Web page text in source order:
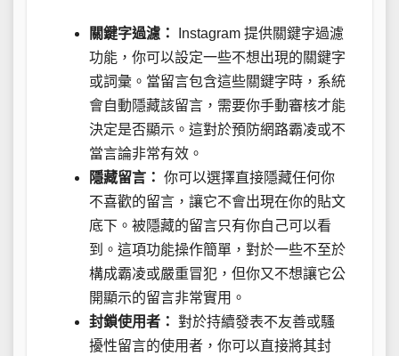
關鍵字過濾：
Instagram 提供關鍵字過濾
功能，你可以設定一些不想出現的關鍵字
或詞彙。當留言包含這些關鍵字時，系統
會自動隱藏該留言，需要你手動審核才能
決定是否顯示。這對於預防網路霸凌或不
當言論非常有效。
隱藏留言： 你可以選擇直接隱藏任何你
不喜歡的留言，讓它不會出現在你的貼文
底下。被隱藏的留言只有你自己可以看
到。這項功能操作簡單，對於一些不至於
構成霸凌或嚴重冒犯，但你又不想讓它公
開顯示的留言非常實用。
封鎖使用者： 對於持續發表不友善或騷
擾性留言的使用者，你可以直接將其封